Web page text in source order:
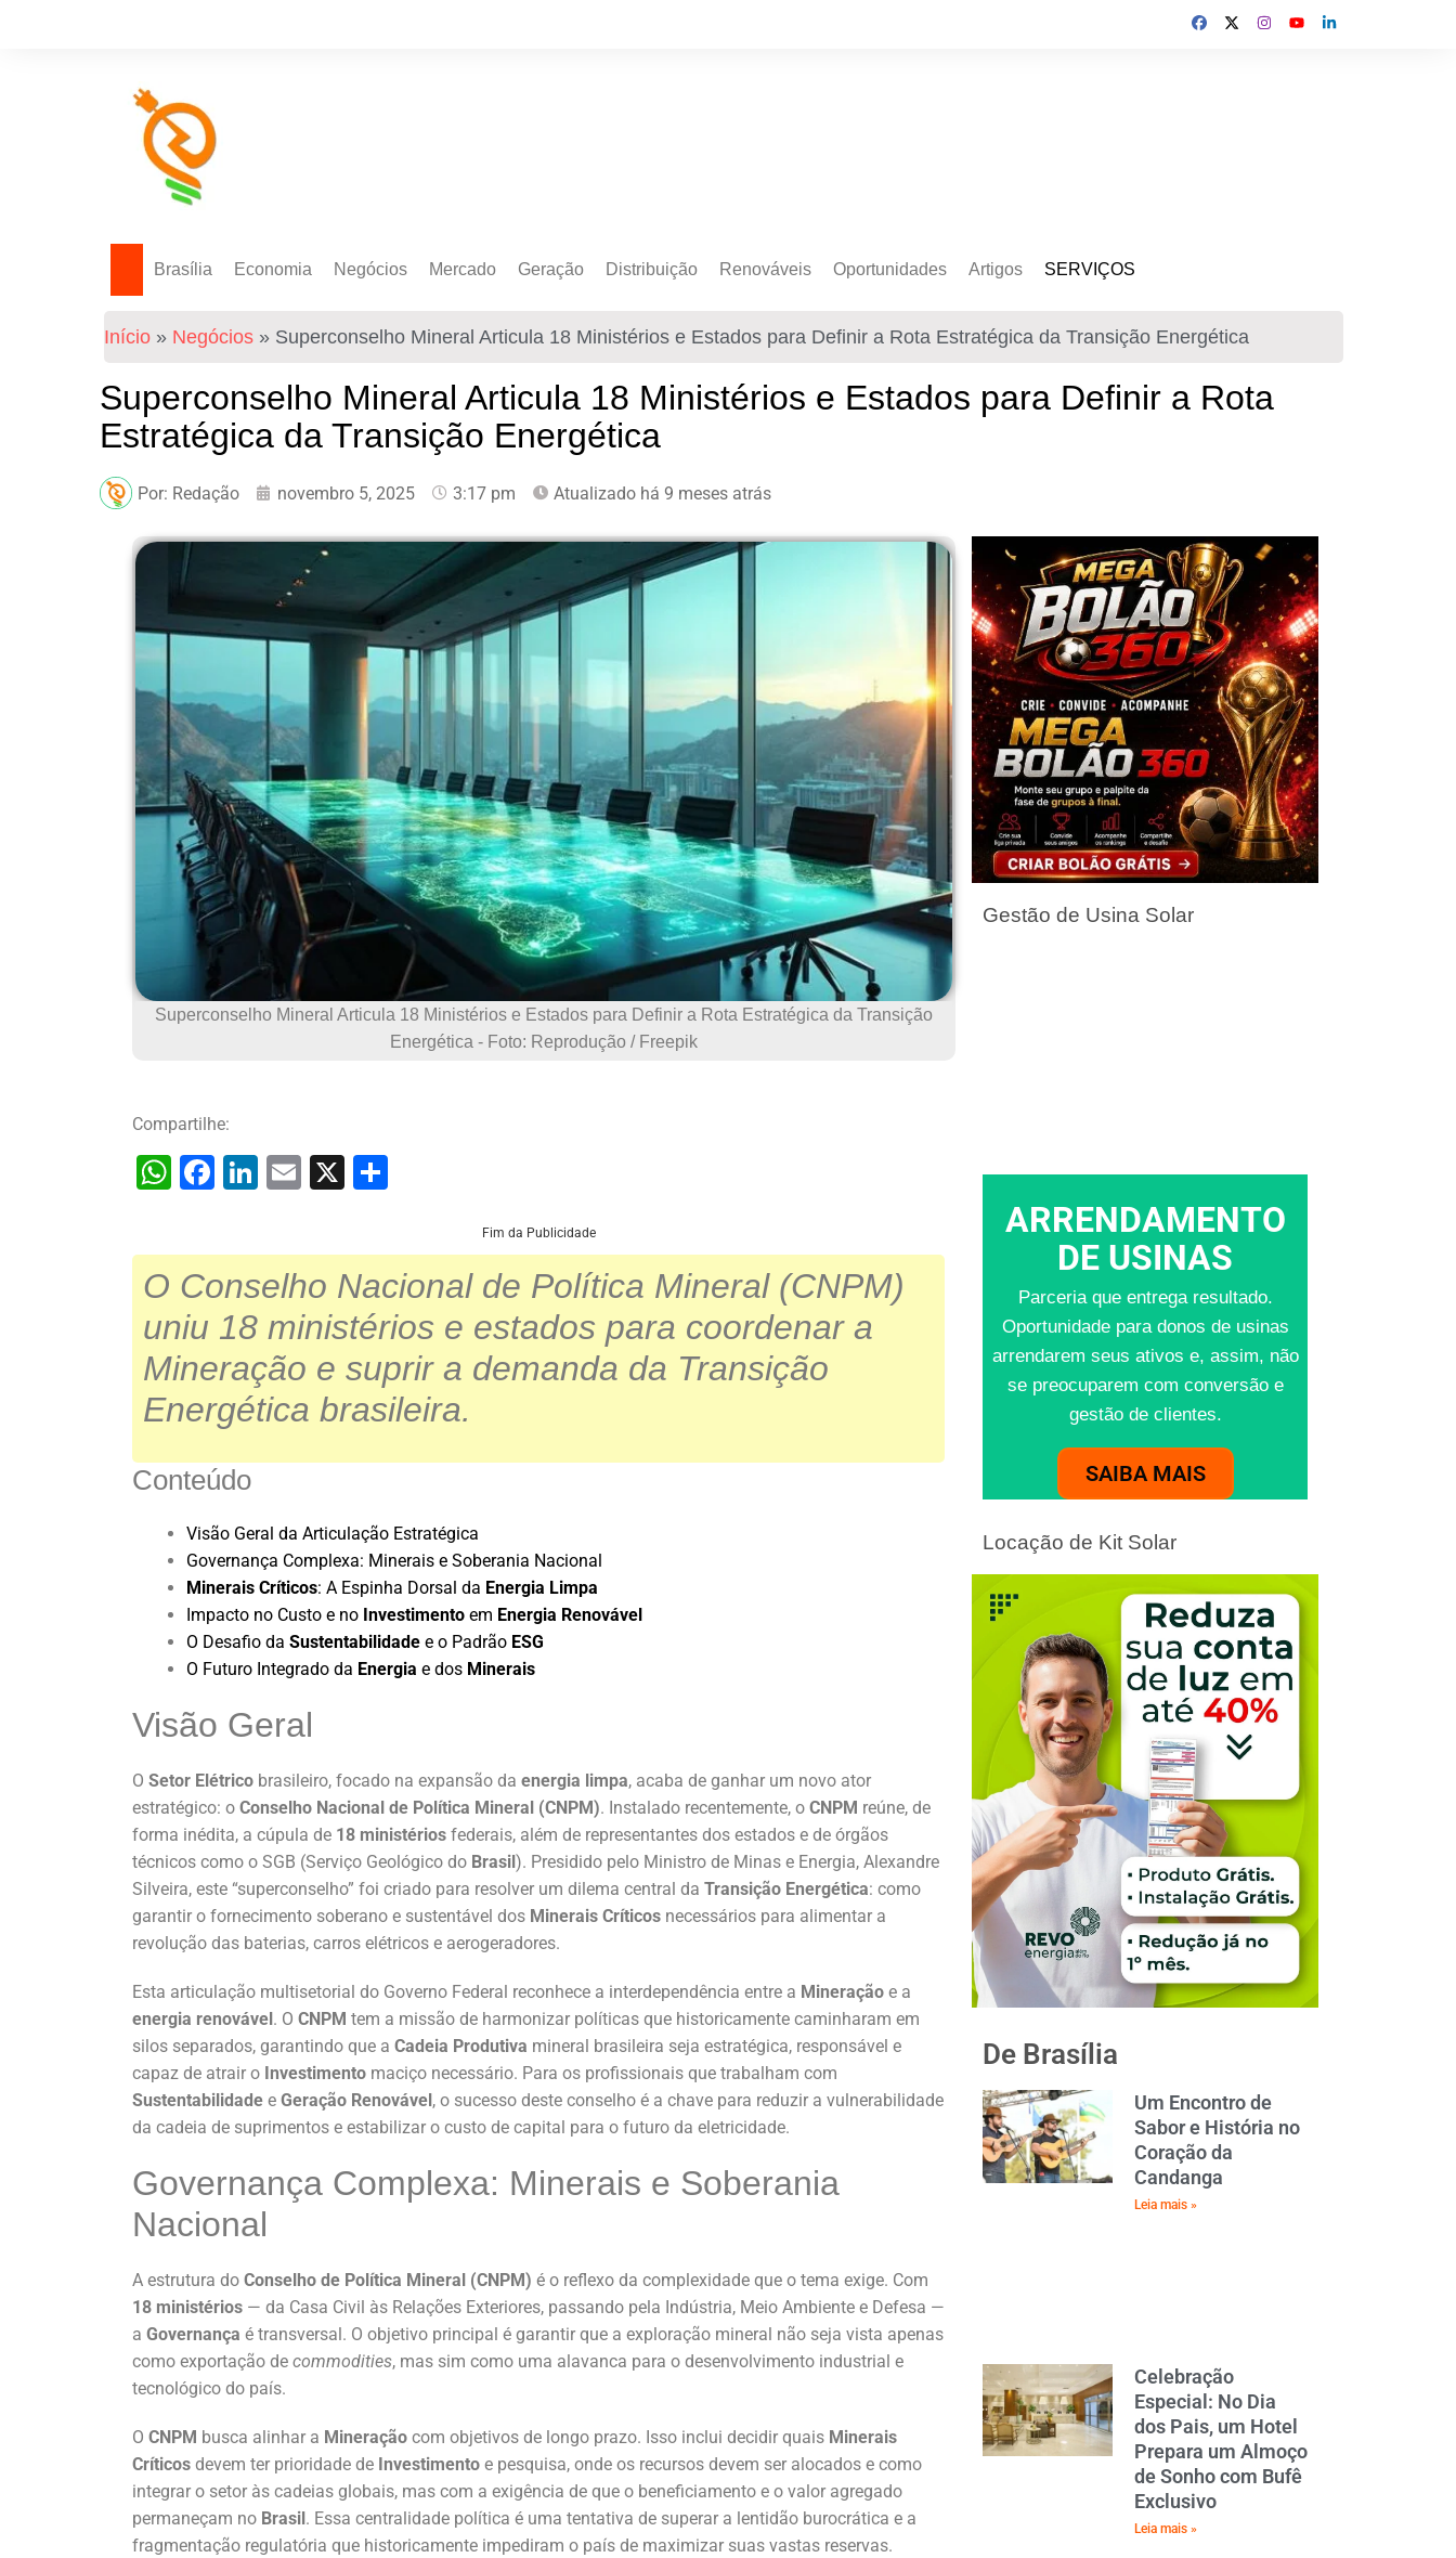
Brasília Economia
Tecnologia
Negócios
Empresas
Investimentos
Token
Mercado
Mercado Livre
Geração
Autoprodução
Eólica
Distribuição Renováveis
Sustentabilidade
Hidrogênio Verde
Oportunidades
Emprego
Eventos
Artigos SERVIÇOS
Assinatura Solar
Mercado Livre
Início » Negócios » Superconselho Mineral Articula 18 Ministérios e Estados para Definir a Rota Estratégica da Transição Energética
Superconselho Mineral Articula 18 Ministérios e Estados para Definir a Rota
Estratégica da Transição Energética
Por: Redação novembro 5, 2025 3:17 pm Atualizado há 9 meses atrás
Superconselho Mineral Articula 18 Ministérios e Estados para Definir a Rota Estratégica da Transição
Energética - Foto: Reprodução / Freepik
Compartilhe:
W
s
A
p
p
F
e
b
o
o
k
Li
e
dI
n
E
l
X
e
Fim da Publicidade
O Conselho Nacional de Política Mineral (CNPM)
uniu 18 ministérios e estados para coordenar a
Mineração e suprir a demanda da Transição
Energética brasileira.
Conteúdo
Visão Geral da Articulação Estratégica
Governança Complexa: Minerais e Soberania Nacional
Minerais Críticos: A Espinha Dorsal da Energia Limpa
Impacto no Custo e no Investimento em Energia Renovável
O Desafio da Sustentabilidade e o Padrão ESG
O Futuro Integrado da Energia e dos Minerais
Visão Geral
O Setor Elétrico brasileiro, focado na expansão da energia limpa, acaba de ganhar um novo ator
estratégico: o Conselho Nacional de Política Mineral (CNPM). Instalado recentemente, o CNPM reúne, de
forma inédita, a cúpula de 18 ministérios federais, além de representantes dos estados e de órgãos
técnicos como o SGB (Serviço Geológico do Brasil). Presidido pelo Ministro de Minas e Energia, Alexandre
Silveira, este “superconselho” foi criado para resolver um dilema central da Transição Energética: como
garantir o fornecimento soberano e sustentável dos Minerais Críticos necessários para alimentar a
revolução das baterias, carros elétricos e aerogeradores.
Esta articulação multisetorial do Governo Federal reconhece a interdependência entre a Mineração e a
energia renovável. O CNPM tem a missão de harmonizar políticas que historicamente caminharam em
silos separados, garantindo que a Cadeia Produtiva mineral brasileira seja estratégica, responsável e
capaz de atrair o Investimento maciço necessário. Para os profissionais que trabalham com
Sustentabilidade e Geração Renovável, o sucesso deste conselho é a chave para reduzir a vulnerabilidade
da cadeia de suprimentos e estabilizar o custo de capital para o futuro da eletricidade.
Governança Complexa: Minerais e Soberania
Nacional
A estrutura do Conselho de Política Mineral (CNPM) é o reflexo da complexidade que o tema exige. Com
18 ministérios — da Casa Civil às Relações Exteriores, passando pela Indústria, Meio Ambiente e Defesa —
a Governança é transversal. O objetivo principal é garantir que a exploração mineral não seja vista apenas
como exportação de commodities, mas sim como uma alavanca para o desenvolvimento industrial e
tecnológico do país.
O CNPM busca alinhar a Mineração com objetivos de longo prazo. Isso inclui decidir quais Minerais
Críticos devem ter prioridade de Investimento e pesquisa, onde os recursos devem ser alocados e como
integrar o setor às cadeias globais, mas com a exigência de que o beneficiamento e o valor agregado
permaneçam no Brasil. Essa centralidade política é uma tentativa de superar a lentidão burocrática e a
fragmentação regulatória que historicamente impediram o país de maximizar suas vastas reservas.
Gestão de Usina Solar
ARRENDAMENTO
DE USINAS
Parceria que entrega resultado.
Oportunidade para donos de usinas
arrendarem seus ativos e, assim, não
se preocuparem com conversão e
gestão de clientes.
SAIBA MAIS
Locação de Kit Solar
De Brasília
Um Encontro de
Sabor e História no
Coração da
Candanga
Leia mais »
Celebração
Especial: No Dia
dos Pais, um Hotel
Prepara um Almoço
de Sonho com Bufê
Exclusivo
Leia mais »